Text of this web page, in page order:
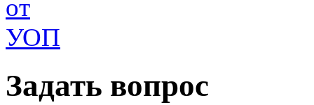
Задать вопрос